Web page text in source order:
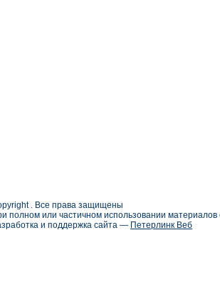
. Все права защищены
полном или частичном использовании
и поддержка сайта — Петерлинк Веб